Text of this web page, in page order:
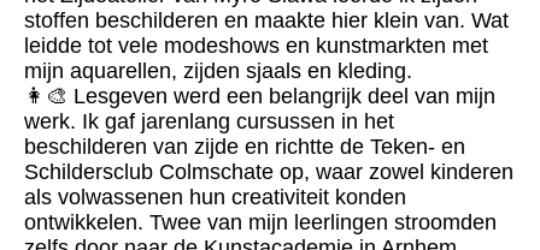
stoffen beschilderen en maakte hier klein van. Wat
leidde tot vele modeshows en kunstmarkten met
mijn aquarellen, zijden sjaals en kleding.
👩‍🎨 Lesgeven werd een belangrijk deel van mijn
werk. Ik gaf jarenlang cursussen in het
beschilderen van zijde en richtte de Teken- en
Schildersclub Colmschate op, waar zowel kinderen
als volwassenen hun creativiteit konden
ontwikkelen. Twee van mijn leerlingen stroomden